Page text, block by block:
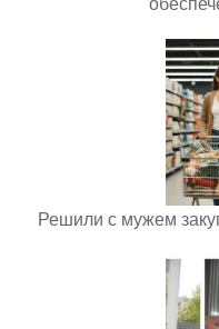
Решили с мужем